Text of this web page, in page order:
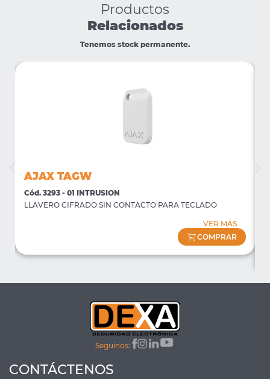
Productos
Relacionados
Tenemos stock permanente.
AJAX TAGW
Cód. 3293 - 01 INTRUSION
LLAVERO CIFRADO SIN CONTACTO PARA TECLADO
VER MÁS
COMPRAR
Seguinos:
CONTÁCTENOS